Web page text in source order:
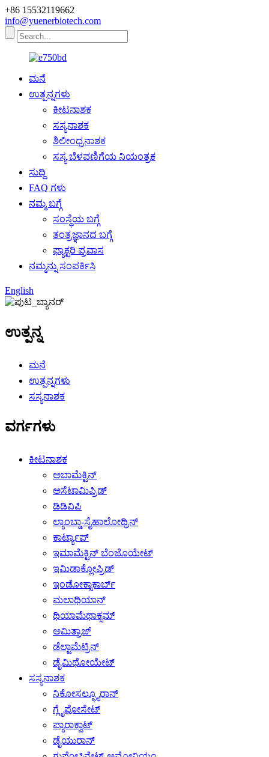
+86 15532119662
info@yuenerbiotech.com
ಮನೆ
ಉತ್ಪನ್ನಗಳು
ಕೀಟನಾಶಕ
ಸಸ್ಯನಾಶಕ
ಶಿಲೀಂಧ್ರನಾಶಕ
ಸಸ್ಯ ಬೆಳವಣಿಗೆಯ ನಿಯಂತ್ರಕ
ಸುದ್ದಿ
FAQ ಗಳು
ನಮ್ಮ ಬಗ್ಗೆ
ಸಂಸ್ಥೆಯ ಬಗ್ಗೆ
ತಂತ್ರಜ್ಞಾನದ ಬಗ್ಗೆ
ಫ್ಯಾಕ್ಟರಿ ಪ್ರವಾಸ
ನಮ್ಮನ್ನು ಸಂಪರ್ಕಿಸಿ
English
ಉತ್ಪನ್ನ
ಮನೆ
ಉತ್ಪನ್ನಗಳು
ಸಸ್ಯನಾಶಕ
ವರ್ಗಗಳು
ಕೀಟನಾಶಕ
ಅಬಾಮೆಕ್ಟಿನ್
ಅಸೆಟಾಮಿಪ್ರಿಡ್
ಡಿಡಿವಿಪಿ
ಲ್ಯಾಂಬ್ಡಾ-ಸೈಹಾಲೋಥ್ರಿನ್
ಕಾರ್ಟ್ಯಾಪ್
ಇಮಾಮೆಕ್ಟಿನ್ ಬೆಂಜೊಯೇಟ್
ಇಮಿಡಾಕ್ಲೋಪ್ರಿಡ್
ಇಂಡೋಕ್ಸಾಕಾರ್ಬ್
ಮಲಾಥಿಯಾನ್
ಥಿಯಾಮೆಥಾಕ್ಸಮ್
ಅಮಿತ್ರಾಜ್
ಡೆಲ್ಟಾಮೆಟ್ರಿನ್
ಡೈಮಿಥೋಯೇಟ್
ಸಸ್ಯನಾಶಕ
ನಿಕೋಸಲ್ಫ್ಯೂರಾನ್
ಗ್ಲೈಫೋಸೇಟ್
ಪ್ಯಾರಾಕ್ವಾಟ್
ಡೈಯುರಾನ್